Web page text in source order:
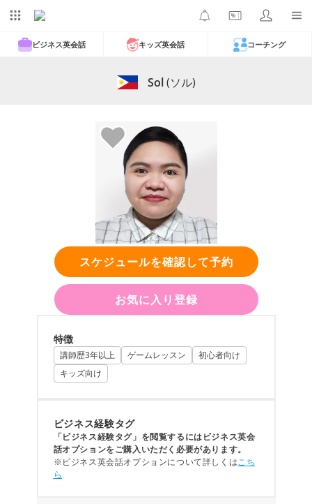
ビジネス英会話 キッズ英会話 コーチング
Sol(ソル)
スケジュールを確認して予約
お気に入り登録
特徴
講師歴3年以上 ゲームレッスン
初心者向け
キッズ向け
ビジネス経験タグ
「ビジネス経験タグ」を閲覧するにはビジネス英会
話オプションをご購入いただく必要があります。
※ビジネス英会話オプションについて詳しくはこち
ら